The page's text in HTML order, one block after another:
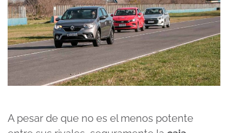
A pesar de que no es el menos potente